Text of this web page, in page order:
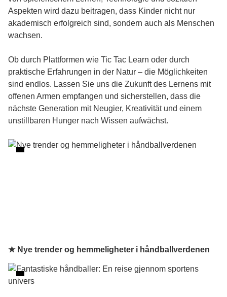
Aspekten wird dazu beitragen, dass Kinder nicht nur
akademisch erfolgreich sind, sondern auch als Menschen
wachsen.
Ob durch Plattformen wie Tic Tac Learn oder durch
praktische Erfahrungen in der Natur – die Möglichkeiten
sind endlos. Lassen Sie uns die Zukunft des Lernens mit
offenen Armen empfangen und sicherstellen, dass die
nächste Generation mit Neugier, Kreativität und einem
unstillbaren Hunger nach Wissen aufwächst.
★ Nye trender og hemmeligheter i håndballverdenen